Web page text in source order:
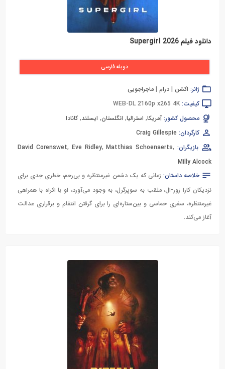
دانلود فیلم Supergirl 2026
دوبله فارسی
ژانر: اکشن | درام | ماجراجویی
کیفیت: WEB-DL 2160p x265 4K
محصول کشور: آمریکا, استرالیا, انگلستان, ایسلند, کانادا
کارگردان: Craig Gillespie
بازیگران:
David Corenswet, Eve Ridley,Matthias Schoenaerts,
Milly Alcock
خلاصه داستان: زمانی که یک دشمن غیرمنتظره و بی‌رحم، خطری جدی برای
نزدیکان کارا زور-ال، ملقب به سوپرگرل، به وجود می‌آورد، او با اکراه با همراهی
غیرمنتظره، سفری حماسی و بین‌ستاره‌ای را برای گرفتن انتقام و برقراری عدالت
آغاز می‌کند.